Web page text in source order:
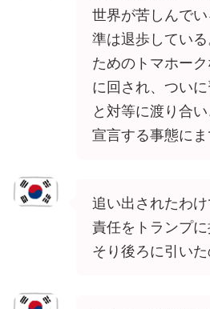
世界が苦しんで
準は退歩してい
ためのトマホー
に回され、つい
と対等に渡り合
宣言する事態にま
追い出されたわけ
責任をトランプ
そり後ろに引いた